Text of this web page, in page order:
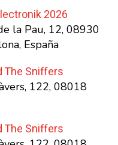
2026
la Pau, 12, 08930
España
The Sniffers
122, 08018
The Sniffers